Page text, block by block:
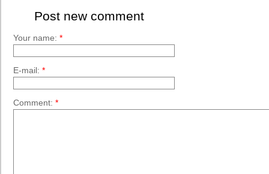
Post new comment
Your name: *
E-mail: *
Comment: *